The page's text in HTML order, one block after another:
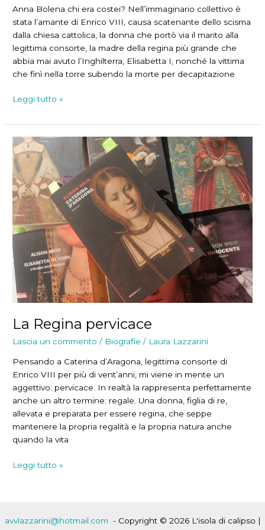
Anna Bolena chi era costei? Nell’immaginario collettivo è
stata l’amante di Enrico VIII, causa scatenante dello scisma
dalla chiesa cattolica, la donna che portò via il marito alla
legittima consorte, la madre della regina più grande che
abbia mai avuto l’Inghilterra, Elisabetta I, nonché la vittima
che finì nella torre subendo la morte per decapitazione
Un’enigma
Anna
Leggi tutto »
La Regina pervicace
Lascia un commento / Biografie / Laura Lazzarini
Pensando a Caterina d’Aragona, legittima consorte di
Enrico VIII per più di vent’anni, mi viene in mente un
aggettivo: pervicace. In realtà la rappresenta perfettamente
anche un altro termine: regale. Una donna, figlia di re,
allevata e preparata per essere regina, che seppe
mantenere la propria regalità e la propria natura anche
quando la vita
La
Leggi tutto »
avvlazzarini@hotmail.com - Copyright © 2026 L'isola di calipso |